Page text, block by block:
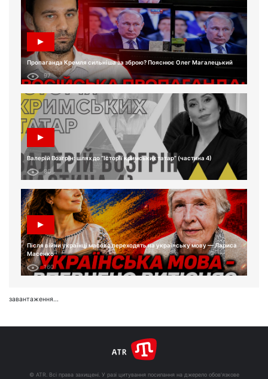
Пропаганда Кремля сильніша за зброю? Пояснює Олег Магалецький
97
Валерій Возгрін: шлях до “Історії кримських татар” (частина 4)
86
Після війни українці масово переходять на українську мову — Лариса
Масенко
160
завантаження...
© ATR. Всі права захищені. У разі цитування посилання на джерело обов'язкове